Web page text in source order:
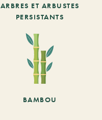
ARBRES ET ARBUSTES
PERSISTANTS
BAMBOU